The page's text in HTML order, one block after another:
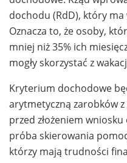
dochodu (RdD), który
Oznacza to, że osoby,
mniej niż 35% ich
mogły skorzystać z
Kryterium dochodowe
arytmetyczną zarobków
przed złożeniem
próba skierowania
którzy mają trudności